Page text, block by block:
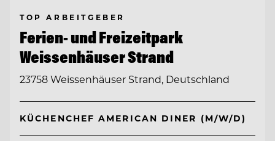
TOP ARBEITGEBER
Ferien- und Freizeitpark
Weissenhäuser Strand
23758 Weissenhäuser Strand, Deutschland
KÜCHENCHEF AMERICAN DINER (M/W/D)